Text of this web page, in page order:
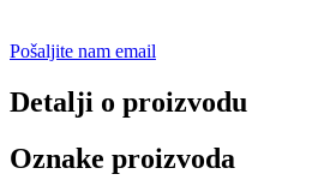
Pošaljite nam email
Detalji o proizvodu
Oznake proizvoda